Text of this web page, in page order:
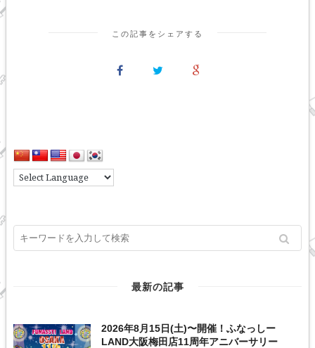
この記事をシェアする
最新の記事
2026年8月15日(土)〜開催！ふなっしー
LAND大阪梅田店11周年アニバーサリー